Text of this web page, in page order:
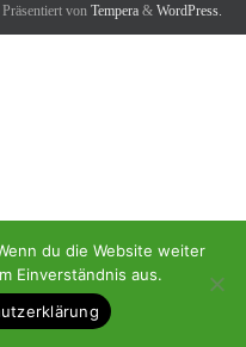
Präsentiert von Tempera & WordPress.
du die Website weiter
Einverständnis aus.